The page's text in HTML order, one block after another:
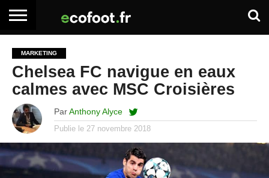
ARTICLES
PREMIUM
ADHÉSION
PREMIUM
SE
CONNECTER
EMPLOI
BOITE
À
OUTILS
MARKETING
Chelsea FC navigue en eaux
calmes avec MSC Croisières
Par Anthony Alyce
Publie le 27 novembre 2018